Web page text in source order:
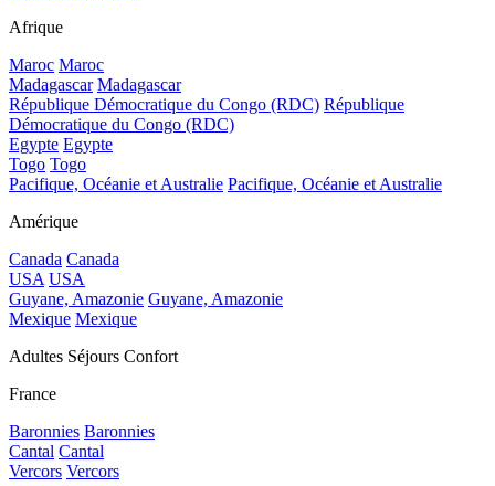
Afrique
Maroc Maroc
Madagascar Madagascar
République Démocratique du Congo (RDC) République
Démocratique du Congo (RDC)
Egypte Egypte
Togo Togo
Pacifique, Océanie et Australie Pacifique, Océanie et Australie
Amérique
Canada Canada
USA USA
Guyane, Amazonie Guyane, Amazonie
Mexique Mexique
Adultes Séjours Confort
France
Baronnies Baronnies
Cantal Cantal
Vercors Vercors